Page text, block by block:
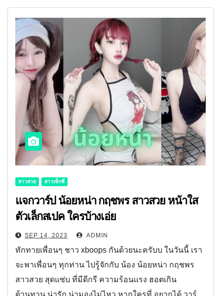
สาวสวย สาวเซ็กซี่
แจกวาร์ป น้อยหน่า กฤชพร สาวสวย หน้าใส
ตัวเล็กสเปค ใครบ้างเอ่ย
SEP 14, 2023 ADMIN
ทักทายเพื่อนๆ ชาว xboops กันด้วยนะครับบ ในวันนี้ เรา
จะพาเพื่อนๆ ทุกท่าน ไปรู้จักกับ น้อง น้อยหน่า กฤชพร
สาวสวย สุดแซ่บ ที่มีดีกรี ความร้อนแรง ฮอตเกิน
ต้านทาน น่ารัก น่ามองไม่ไหว หากใครที่ อยากได้ วาร์